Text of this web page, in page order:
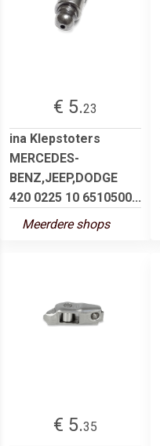
€ 5.23
ina Klepstoters
MERCEDES-
BENZ,JEEP,DODGE
420 0225 10 6510500...
Meerdere shops
€ 5.35